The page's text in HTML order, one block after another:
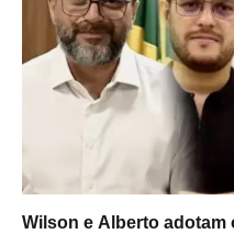
Wilson e Alberto adotam